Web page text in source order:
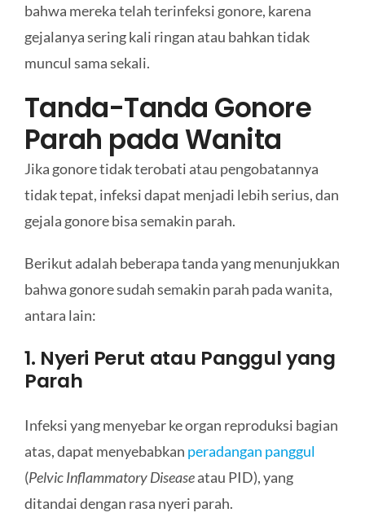
bahwa mereka telah terinfeksi gonore, karena
gejalanya sering kali ringan atau bahkan tidak
muncul sama sekali.
Tanda-Tanda Gonore
Parah pada Wanita
Jika gonore tidak terobati atau pengobatannya
tidak tepat, infeksi dapat menjadi lebih serius, dan
gejala gonore bisa semakin parah.
Berikut adalah beberapa tanda yang menunjukkan
bahwa gonore sudah semakin parah pada wanita,
antara lain:
1. Nyeri Perut atau Panggul yang
Parah
Infeksi yang menyebar ke organ reproduksi bagian
atas, dapat menyebabkan peradangan panggul
(Pelvic Inflammatory Diseaseatau PID), yang
ditandai dengan rasa nyeri parah.